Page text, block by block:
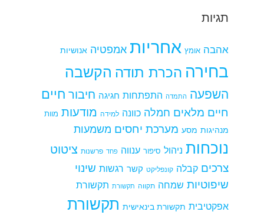
תגיות
אהבה אומץ אחריות אמפטיה אנושיות
בחירה הכרת תודה הקשבה
השפעה התמדה התפתחות חגיגה חיבור חיים
חיים מלאים חמלה כוונה למידה מודעות מוות
מנהיגות מסע מערכת יחסים משמעות
נוכחות ניהול סיפור ענווה פחד פרשנות ציטוט
צרכים קבלה קונפליקט קשר רגשות שינוי
שיפוטיות שמחה תקווה תקשורת תקשורת
אפקטיבית תקשורת בינאישית תקשורת